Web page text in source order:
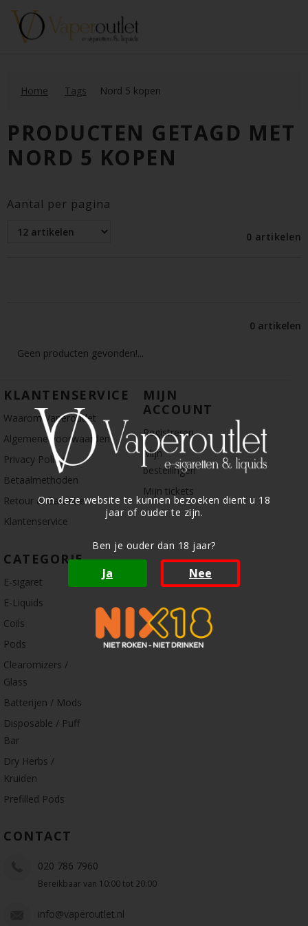
Om deze website te kunnen bezoeken dient u 18
jaar of ouder te zijn.
Ben je ouder dan 18 jaar?
Ja Nee
Home Tags Nord 5 kopen
PRODUCTEN GETAGD MET
NORD 5 KOPEN
Aantal per pagina
0 artikelen
0 artikelen
Geen producten gevonden!...
KLANTENSERVICE
Waarom Vaperoutlet
Algemene voorwaarden
Privacy Policy
Betaalmethoden
Retour & Garantie
Klantenservice
MIJN
ACCOUNT
Registreren
Mijn
bestellingen
Mijn tickets
CATEGORIE
E-sigaret
E-Liquids
Coils
Pods
Clearomizers /
Glass
Batterijen / Mods
Disposable / Puff
Bar
Dry Herbs /
Kruiden
Prefilled Pods
CONTACT
020 786 7960
Bereikbaar van 10:00 tot 20:00
info@vaperoutlet.nl